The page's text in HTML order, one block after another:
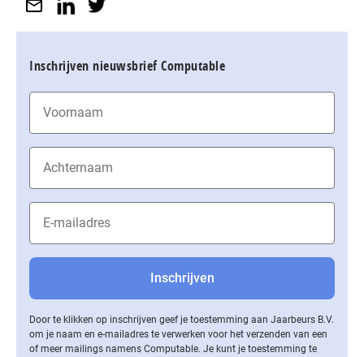
Inschrijven nieuwsbrief Computable
Door te klikken op inschrijven geef je toestemming aan Jaarbeurs B.V.
om je naam en e-mailadres te verwerken voor het verzenden van een
of meer mailings namens Computable. Je kunt je toestemming te